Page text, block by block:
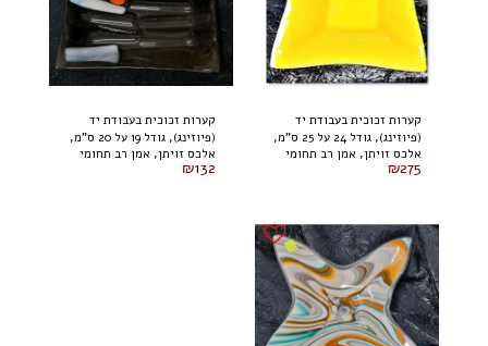
קערות זכוכית בעבודת יד
(פיוזינג), גודל 24 על 25 ס"מ,
של האמן אלכס זויתן
אלכס זויתן, אמן רב תחומי
₪275
קערות זכוכית בעבודת יד
(פיוזינג), גודל 19 על 20 ס"מ,
של האמן אלכס זויתן
אלכס זויתן, אמן רב תחומי
₪132